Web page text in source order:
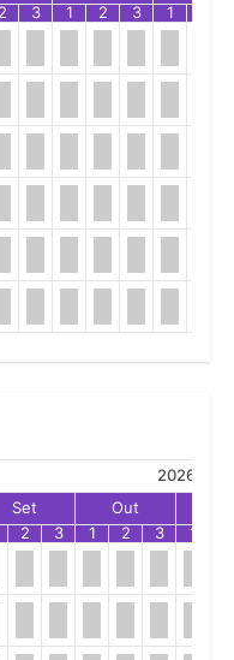
2 3 1 2 3 1
2026
Set Out
2 3 1 2 3 1